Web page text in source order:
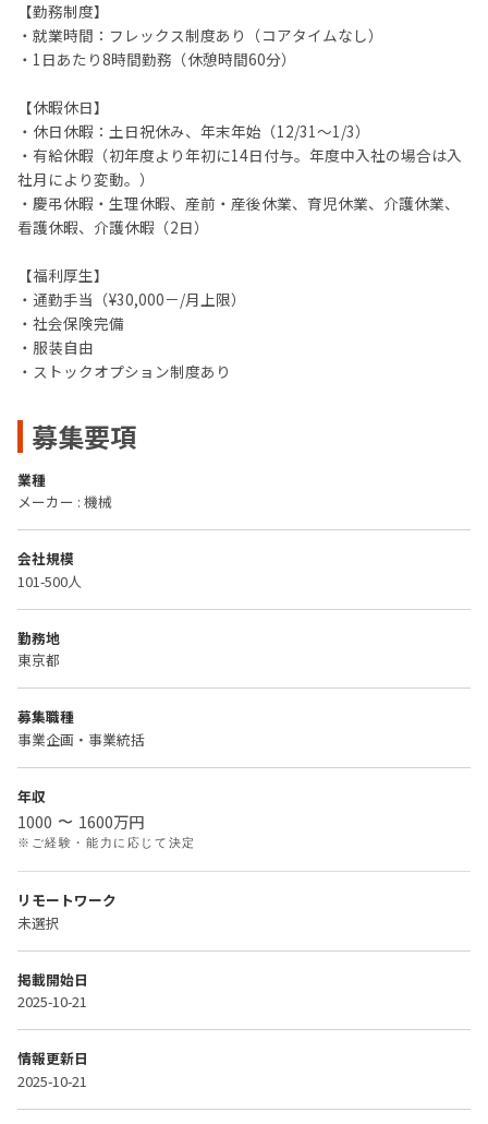
【勤務制度】
・就業時間：フレックス制度あり（コアタイムなし）
・1日あたり8時間勤務（休憩時間60分）
【休暇休日】
・休日休暇：土日祝休み、年末年始（12/31〜1/3）
・有給休暇（初年度より年初に14日付与。年度中入社の場合は入
社月により変動。）
・慶弔休暇・生理休暇、産前・産後休業、育児休業、介護休業、
看護休暇、介護休暇（2日）
【福利厚生】
・通勤手当（¥30,000－/月上限）
・社会保険完備
・服装自由
・ストックオプション制度あり
募集要項
業種
メーカー : 機械
会社規模
101-500人
勤務地
東京都
募集職種
事業企画・事業統括
年収
1000 〜 1600万円
※ご経験・能力に応じて決定
リモートワーク
未選択
掲載開始日
2025-10-21
情報更新日
2025-10-21